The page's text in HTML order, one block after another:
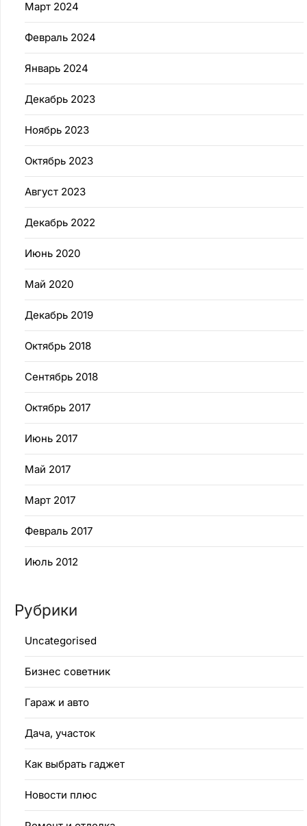
Март 2024
Февраль 2024
Январь 2024
Декабрь 2023
Ноябрь 2023
Октябрь 2023
Август 2023
Декабрь 2022
Июнь 2020
Май 2020
Декабрь 2019
Октябрь 2018
Сентябрь 2018
Октябрь 2017
Июнь 2017
Май 2017
Март 2017
Февраль 2017
Июль 2012
Рубрики
Uncategorised
Бизнес советник
Гараж и авто
Дача, участок
Как выбрать гаджет
Новости плюс